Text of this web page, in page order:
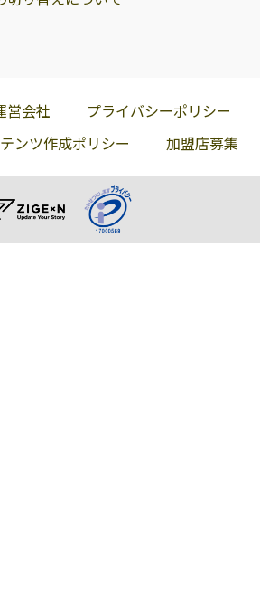
営会社
プライバシーポリシー
ンツ作成ポリシー 加盟店募集